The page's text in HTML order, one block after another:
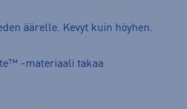
äärelle. Kevyt kuin höyhen.
-materiaali takaa